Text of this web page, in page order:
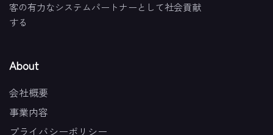
客の有力なシステムパートナーとして社会貢献
する
About
会社概要
事業内容
プライバシーポリシー